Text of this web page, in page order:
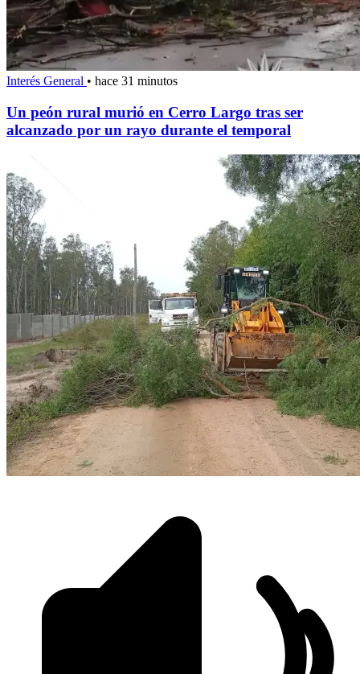
Interés General • hace 31 minutos
Un peón rural murió en Cerro Largo tras ser
alcanzado por un rayo durante el temporal